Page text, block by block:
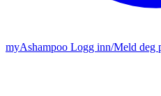
myAshampoo Logg inn/Meld deg